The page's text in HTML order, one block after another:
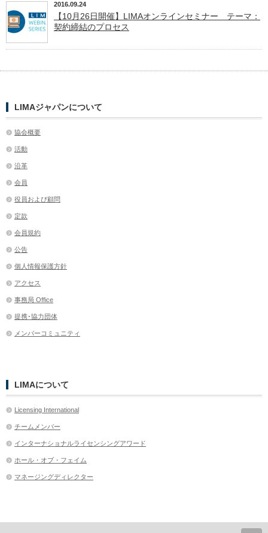
2016.09.24
【10月26日開催】LIMAオンラインセミナー テーマ：
契約締結のプロセス
LIMAジャパンについて
協会概要
活動
沿革
会員
役員および顧問
定款
会員規約
公告
個人情報保護方針
アクセス
事務局 Office
提携･協力団体
メンバーコミュニティ
LIMAについて
Licensing International
チームメンバー
インターナショナルライセンシングアワード
ホール・オブ・フェイム
マネージングディレクター